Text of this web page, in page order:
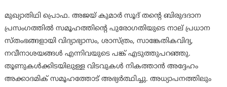
മുഖ്യാതിഥി പ്രൊഫ. അജയ് കുമാർ സൂദ് തന്റെ ബിരുദദാന
പ്രസംഗത്തിൽ സമൂഹത്തിന്റെ പുരോഗതിയുടെ നാല് പ്രധാന
സ്തംഭങ്ങളായി വിദ്യാഭ്യാസം, ശാസ്ത്രം, സാങ്കേതികവിദ്യ,
നവീനാശയങ്ങൾ എന്നിവയുടെ പങ്ക് എടുത്തുപറഞ്ഞു.
തൂണുകൾക്കിടയിലുള്ള വിടവുകൾ നികത്താൻ അദ്ദേഹം
അക്കാദമിക് സമൂഹത്തോട് അഭ്യർത്ഥിച്ചു. അധ്യാപനത്തിലും